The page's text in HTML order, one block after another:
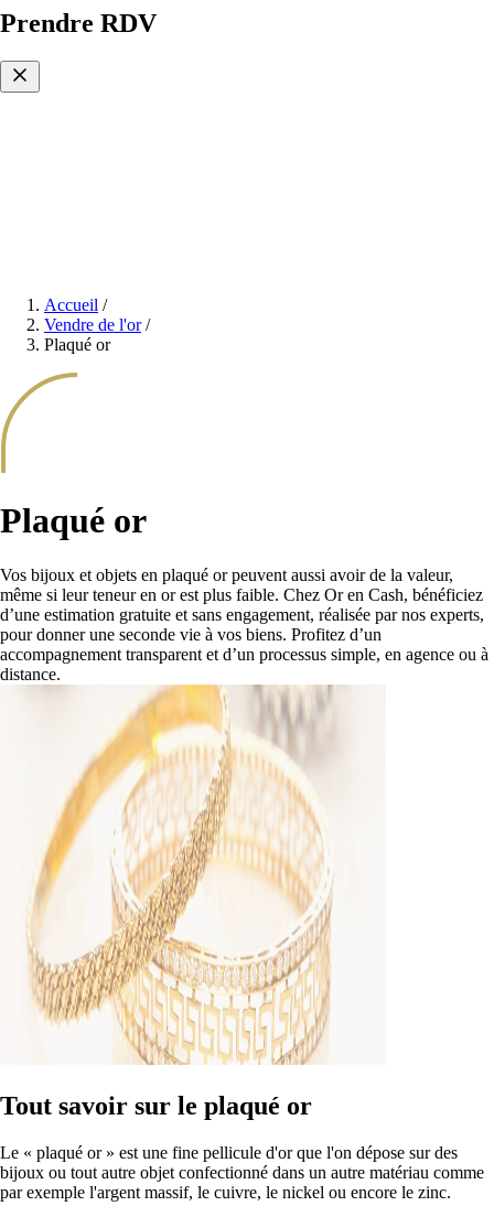
Prendre RDV
Accueil /
Vendre de l'or /
Plaqué or
Plaqué or
Vos bijoux et objets en plaqué or peuvent aussi avoir de la valeur,
même si leur teneur en or est plus faible. Chez Or en Cash, bénéficiez
d’une estimation gratuite et sans engagement, réalisée par nos experts,
pour donner une seconde vie à vos biens. Profitez d’un
accompagnement transparent et d’un processus simple, en agence ou à
distance.
Tout savoir sur le plaqué or
Le « plaqué or » est une fine pellicule d'or que l'on dépose sur des
bijoux ou tout autre objet confectionné dans un autre matériau comme
par exemple l'argent massif, le cuivre, le nickel ou encore le zinc.